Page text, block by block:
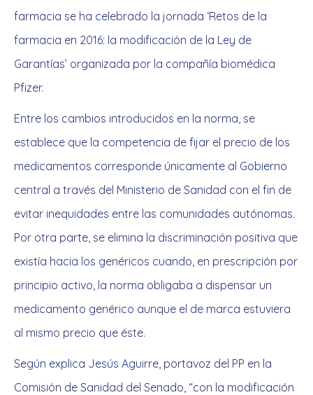
farmacia se ha celebrado la jornada ‘Retos de la
farmacia en 2016: la modificación de la Ley de
Garantías’ organizada por la compañía biomédica
Pfizer.
Entre los cambios introducidos en la norma, se
establece que la competencia de fijar el precio de los
medicamentos corresponde únicamente al Gobierno
central a través del Ministerio de Sanidad con el fin de
evitar inequidades entre las comunidades autónomas.
Por otra parte, se elimina la discriminación positiva que
existía hacia los genéricos cuando, en prescripción por
principio activo, la norma obligaba a dispensar un
medicamento genérico aunque el de marca estuviera
al mismo precio que éste.
Según explica Jesús Aguirre, portavoz del PP en la
Comisión de Sanidad del Senado, “con la modificación